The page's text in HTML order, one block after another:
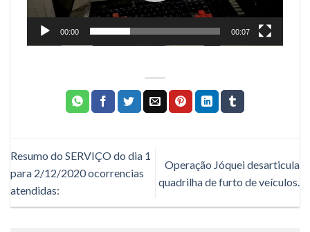
00:00 00:07
Resumo do SERVIÇO do dia 1
para 2/12/2020 ocorrencias
atendidas:
Operação Jóquei desarticula
quadrilha de furto de veículos.